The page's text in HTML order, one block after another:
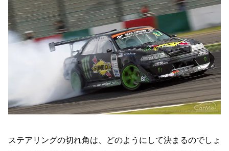
ステアリングの切れ角は、どのようにして決まるのでしょ